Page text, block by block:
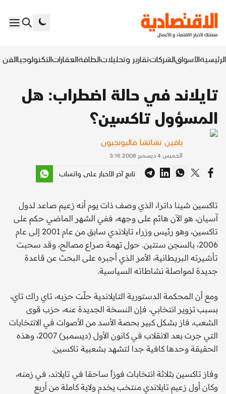
الرئيسيةالأسواقالشركاتتقارير وتحليلاتالطاقةالعقاراتالتكنولوجياالفن
تايلاند في حالة اضطراب: هل
المسؤول تاكسين؟
بافين تشاتشا فالبونجبون
الخميس 4 ديسمبر 2008 3:16
تابع آخر الأخبار على واتساب
تاكسين شينا داترا، الذي وصف ذات يوم أنه زعيم صاعد لدول
آسيان، هو الآن هائم على وجهه، ففي الشهر الماضي حكم على
تاكسين، وهو رئيس وزراء تايلاندي سابق من عام 2001 إلى عام
2006، بالسجن سنتين. حول تهمة صراع مصالح، وقد سحبت
تأشيرته البريطانية، الأمر الذي أجبره على البحث عن قاعدة
جديدة لمواصلة نشاطاته السياسية.
ومع أن المحكمة الدستورية التايلاندية حلّت حزبه، تاي راك تاي،
بسبب تزوير انتخابي، فإن النسخة الجديدة عنه، حزب قوى
الشعب، فاز بشكل كبير بحصة الأسد من الأصوات في الانتخابات
التي جرت بعد الانقلاب في كانون الأول (ديسمبر) 2007، وهذه
الحقيقة وحدها كافية جدا لتشهد بشعبية تاكسين.
وفاز تاكسين بثلاثة انتخابات فوزاً ساحقا في تايلاند، في زمنه،
وكان أول زعيم تايلاندي منتخب يخدم ولاية كاملة من أربع